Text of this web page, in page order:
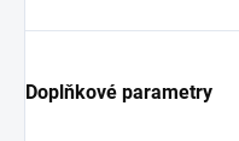
Doplňkové parametry